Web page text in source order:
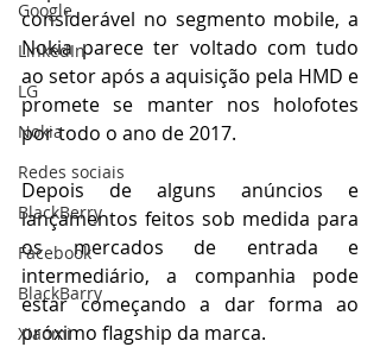
Google
LinkedIn
LG
Nokia
Redes sociais
BlackBerry
Facebook
BlackBarry
Xiaomi
considerável no segmento mobile, a
Nokia parece ter voltado com tudo
ao setor após a aquisição pela HMD e
promete se manter nos holofotes
por todo o ano de 2017.
Depois de alguns anúncios e
lançamentos feitos sob medida para
os mercados de entrada e
intermediário, a companhia pode
estar começando a dar forma ao
próximo flagship da marca.